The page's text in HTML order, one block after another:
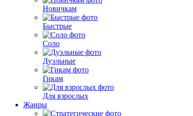
Новичкам
Быстрые
Соло
Дуэльные
Гикам
Для взрослых
Жанры